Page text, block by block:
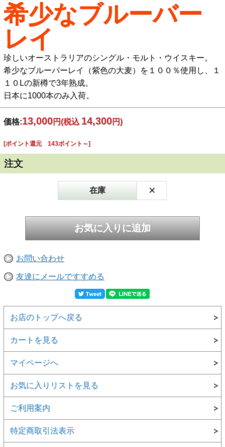
希少なブルーバー
レイ
珍しいオーストラリアのシングル・モルト・ウイスキー。
希少なブルーバーレイ（紫色の大麦）を１００％使用し、１
１０Lの新樽で3年熟成。
日本に1000本のみ入荷。
価格:13,000円(税込 14,300円)
[ポイント還元 143ポイント～]
注文
在庫 ×
お問い合わせ
友達にメールですすめる
お店のトップへ戻る
カートを見る
マイページへ
お気に入りリストを見る
ご利用案内
特定商取引法表示